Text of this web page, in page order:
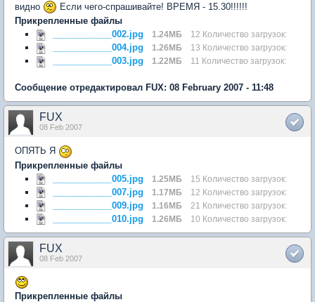
видно
Если чего-спрашивайте! ВРЕМЯ - 15.30!!!!!!
Прикрепленные файлы
____________002.jpg
1.24МБ 12 Количество загрузок:
____________004.jpg 1.26МБ 13 Количество загрузок:
____________003.jpg 1.22МБ 11 Количество загрузок:
Сообщение отредактировал FUX: 08 February 2007 - 11:48
FUX
08 Feb 2007
ОПЯТЬ Я
Прикрепленные файлы
____________005.jpg
1.25МБ 15 Количество загрузок:
____________007.jpg 1.17МБ 12 Количество загрузок:
____________009.jpg 1.16МБ 21 Количество загрузок:
____________010.jpg 1.26МБ 10 Количество загрузок:
FUX
08 Feb 2007
Прикрепленные файлы